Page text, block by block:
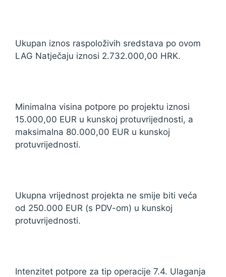
Ukupan iznos raspoloživih sredstava po ovom
LAG Natječaju iznosi 2.732.000,00 HRK.
Minimalna visina potpore po projektu iznosi
15.000,00 EUR u kunskoj protuvrijednosti, a
maksimalna 80.000,00 EUR u kunskoj
protuvrijednosti.
Ukupna vrijednost projekta ne smije biti veća
od 250.000 EUR (s PDV-om) u kunskoj
protuvrijednosti.
Intenzitet potpore za tip operacije 7.4. Ulaganja